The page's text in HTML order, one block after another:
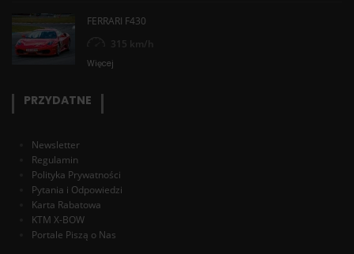
FERRARI F430
315 km/h
Więcej
PRZYDATNE
Newsletter
Regulamin
Polityka Prywatności
Pytania i Odpowiedzi
Karta Rabatowa
KTM X-BOW
Portale Piszą o Nas